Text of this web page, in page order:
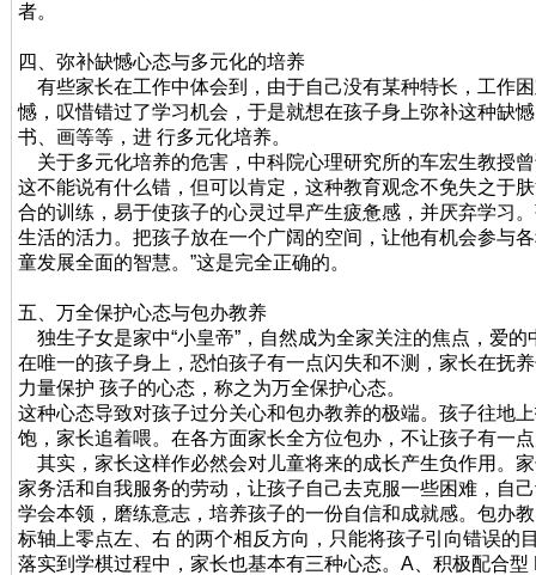
者。
四、弥补缺憾心态与多元化的培养
有些家长在工作中体会到，由于自己没有某种特长，工作
憾，叹惜错过了学习机会，于是就想在孩子身上弥补这种缺
书、画等等，进 行多元化培养。
关于多元化培养的危害，中科院心理研究所的车宏生教授
这不能说有什么错，但可以肯定，这种教育观念不免失之于
合的训练，易于使孩子的心灵过早产生疲惫感，并厌弃学习
生活的活力。把孩子放在一个广阔的空间，让他有机会参与
童发展全面的智慧。”这是完全正确的。
五、万全保护心态与包办教养
独生子女是家中“小皇帝”，自然成为全家关注的焦点，爱
在唯一的孩子身上，恐怕孩子有一点闪失和不测，家长在抚
力量保护 孩子的心态，称之为万全保护心态。
这种心态导致对孩子过分关心和包办教养的极端。孩子往地
饱，家长追着喂。在各方面家长全方位包办，不让孩子有一
其实，家长这样作必然会对儿童将来的成长产生负作用。
家务活和自我服务的劳动，让孩子自己去克服一些困难，自
学会本领，磨练意志，培养孩子的一份自信和成就感。包办
标轴上零点左、右 的两个相反方向，只能将孩子引向错误的
落实到学棋过程中，家长也基本有三种心态。A、积极配合